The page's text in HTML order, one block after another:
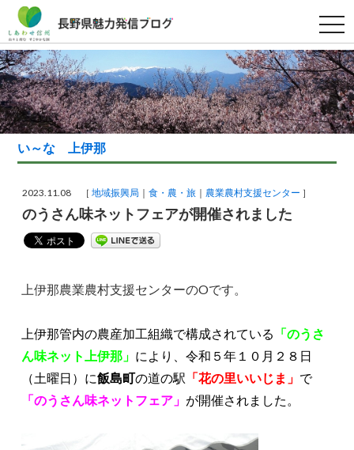
t
o
g
g
l
e
n
a
v
i
t
い～な 上伊那
2023.11.08 ［地域振興局 食・農・旅 農業農村支援センター ］
のうさん味ネットフェアが開催されました
上伊那農業農村支援センターのOです。
上伊那管内の農産加工組織で構成されている 「のうさ
ん味ネット上伊那」 により、令和５年１０月２８日
（土曜日）に飯島町の道の駅 「花の里いいじま」 で
「のうさん味ネットフェア」 が開催されました。